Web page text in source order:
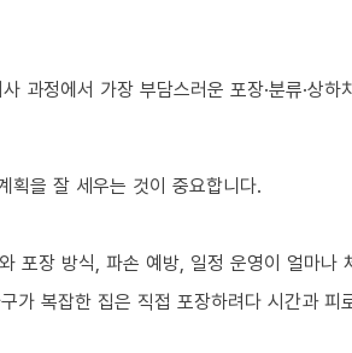
과정에서 가장 부담스러운 포장·분류·상하
획을 잘 세우는 것이 중요합니다.
포장 방식, 파손 예방, 일정 운영이 얼마나
가 복잡한 집은 직접 포장하려다 시간과